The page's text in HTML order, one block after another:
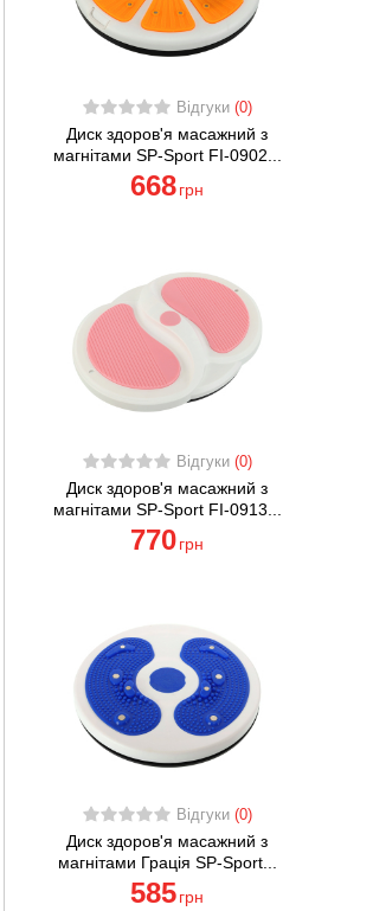
Диск здоров'я масажний з
магнітами та
Грація SP-Sport FI-5673
кольори в асортименті
561грн
Відгуки (0)
Диск здоров'я масажний з
магнітами SP-Sport FI-0902...
668 грн
Відгуки (0)
Диск здоров'я масажний з
магнітами SP-Sport FI-0913...
770 грн
Відгуки (0)
Диск здоров'я масажний з
магнітами Грація SP-Sport...
585 грн